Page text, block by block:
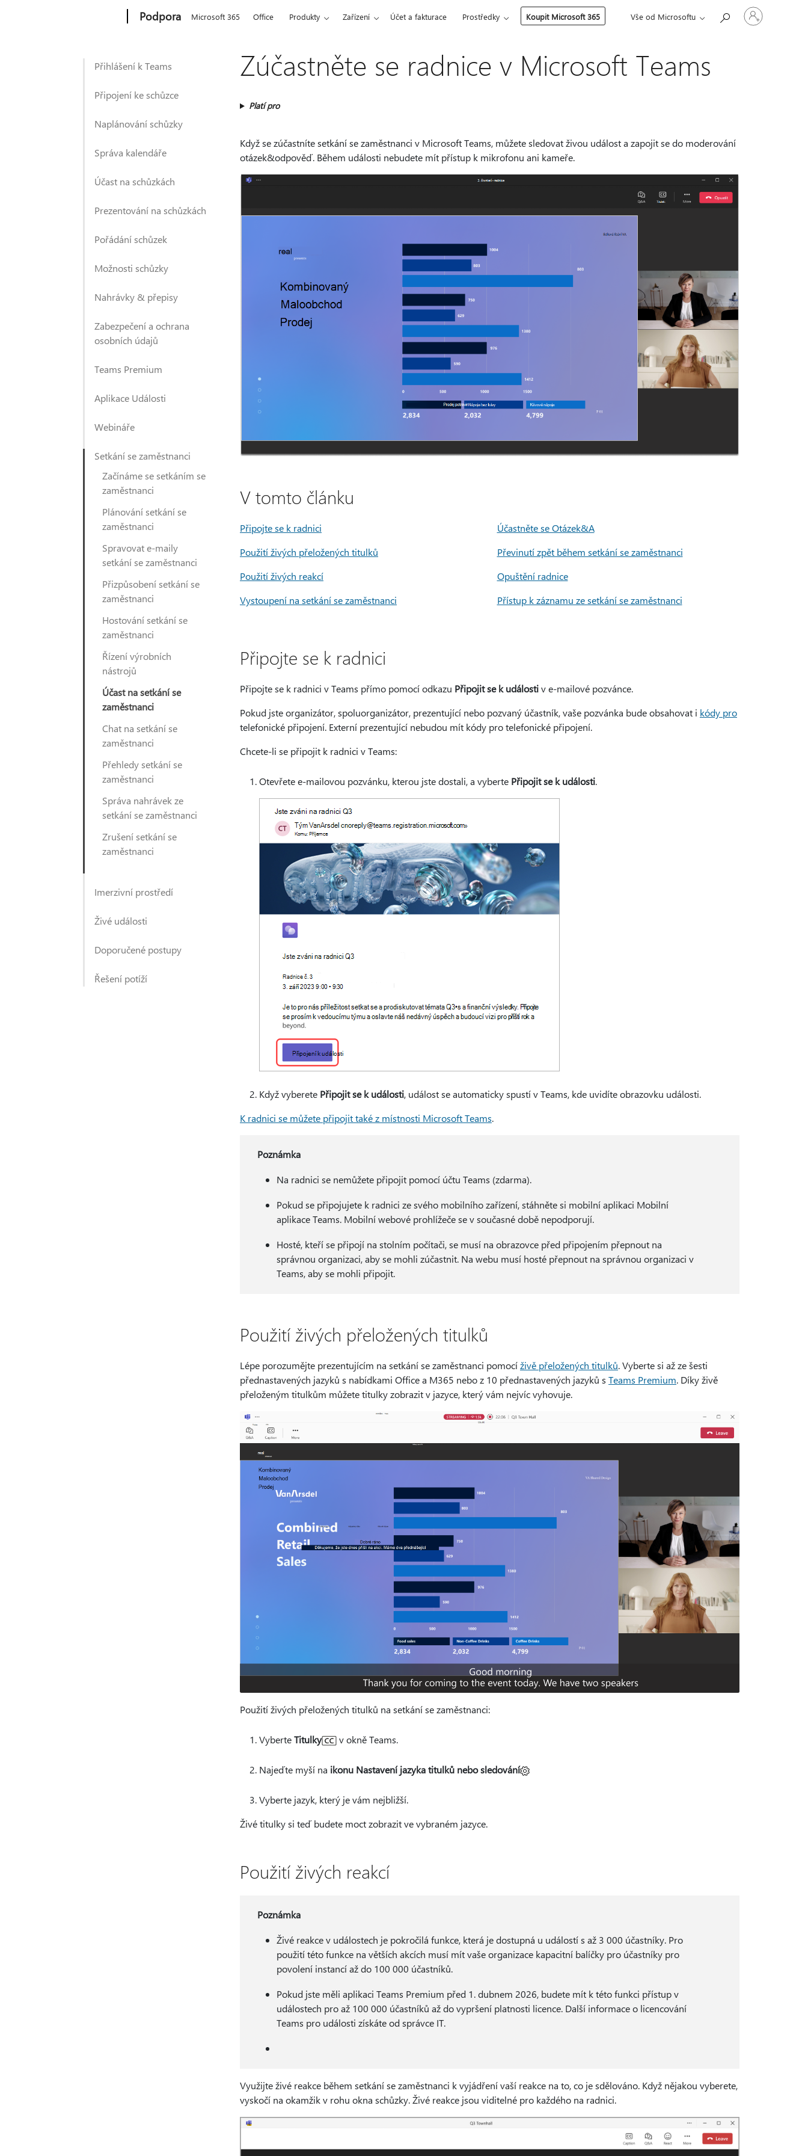
Podpora Microsoft 365 Office Produkty Zařízení Účet a fakturace Prostředky Koupit Microsoft 365 Vše od Microsoftu
Přihlaste
se
Přihlášení k Teams
Připojení ke schůzce
Naplánování schůzky
Správa kalendáře
Účast na schůzkách
Prezentování na schůzkách
Pořádání schůzek
Možnosti schůzky
Nahrávky & přepisy
Zabezpečení a ochrana
osobních údajů
Teams Premium
Aplikace Události
Webináře
Setkání se zaměstnanci
Začínáme se setkáním se
zaměstnanci
Plánování setkání se
zaměstnanci
Spravovat e-maily
setkání se zaměstnanci
Přizpůsobení setkání se
zaměstnanci
Hostování setkání se
zaměstnanci
Řízení výrobních
nástrojů
Účast na setkání se
zaměstnanci
Chat na setkání se
zaměstnanci
Přehledy setkání se
zaměstnanci
Správa nahrávek ze
setkání se zaměstnanci
Zrušení setkání se
zaměstnanci
Imerzivní prostředí
Živé události
Doporučené postupy
Řešení potíží
Zúčastněte se radnice v Microsoft Teams
Platí pro
Když se zúčastníte setkání se zaměstnanci v Microsoft Teams, můžete sledovat živou událost a zapojit se do moderování
otázek&odpověď. Během události nebudete mít přístup k mikrofonu ani kameře.
V tomto článku
Připojte se k radnici
Účastněte se Otázek&A
Použití živých přeložených titulků
Převinutí zpět během setkání se zaměstnanci
Použití živých reakcí
Opuštění radnice
Vystoupení na setkání se zaměstnanci
Přístup k záznamu ze setkání se zaměstnanci
Připojte se k radnici
Připojte se k radnici v Teams přímo pomocí odkazu Připojit se k událostiv e-mailové pozvánce.
Pokud jste organizátor, spoluorganizátor, prezentující nebo pozvaný účastník, vaše pozvánka bude obsahovat i kódy pro
telefonické připojení. Externí prezentující nebudou mít kódy pro telefonické připojení.
Chcete-li se připojit k radnici v Teams:
Otevřete e-mailovou pozvánku, kterou jste dostali, a vyberte Připojit se k události.
Když vyberete Připojit se k události, událost se automaticky spustí v Teams, kde uvidíte obrazovku události.
K radnici se můžete připojit také z místnosti Microsoft Teams.
Poznámka
Na radnici se nemůžete připojit pomocí účtu Teams (zdarma).
Pokud se připojujete k radnici ze svého mobilního zařízení, stáhněte si mobilní aplikaci Mobilní
aplikace Teams. Mobilní webové prohlížeče se v současné době nepodporují.
Hosté, kteří se připojí na stolním počítači, se musí na obrazovce před připojením přepnout na
správnou organizaci, aby se mohli zúčastnit. Na webu musí hosté přepnout na správnou organizaci v
Teams, aby se mohli připojit.
Použití živých přeložených titulků
Lépe porozumějte prezentujícím na setkání se zaměstnanci pomocíživě přeložených titulků. Vyberte si až ze šesti
přednastavených jazyků s nabídkami Office a M365 nebo z 10 přednastavených jazyků s Teams Premium. Díky živě
přeloženým titulkům můžete titulky zobrazit v jazyce, který vám nejvíc vyhovuje.
Použití živých přeložených titulků na setkání se zaměstnanci:
VyberteTitulky v okně Teams.
Najeďte myší na ikonu Nastavení jazyka titulků nebo sledování
Vyberte jazyk, který je vám nejbližší.
Živé titulky si teď budete moct zobrazit ve vybraném jazyce.
Použití živých reakcí
Poznámka
Živé reakce v událostech je pokročilá funkce, která je dostupná u událostí s až 3 000 účastníky. Pro
použití této funkce na větších akcích musí mít vaše organizace kapacitní balíčky pro účastníky pro
povolení instancí až do 100 000 účastníků.
Pokud jste měli aplikaci Teams Premium před 1. dubnem 2026, budete mít k této funkci přístup v
událostech pro až 100 000 účastníků až do vypršení platnosti licence. Další informace o licencování
Teams pro události získáte od správce IT.
Využijte živé reakce během setkání se zaměstnanci k vyjádření vaší reakce na to, co je sdělováno. Když nějakou vyberete,
vyskočí na okamžik v rohu okna schůzky. Živé reakce jsou viditelné pro každého na radnici.